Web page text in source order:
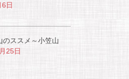
日
のススメ～小笠山
25日